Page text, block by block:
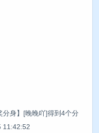
分身】[晚晚吖]得到4个分
11:42:52